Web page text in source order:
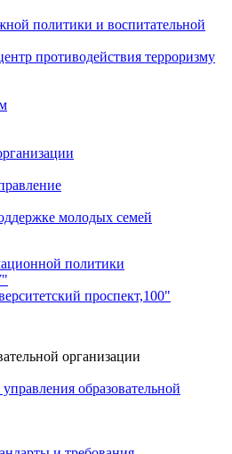
политики и воспитательной
противодействия терроризму
молодых семей
политики
проспект,100"
организации
образовательной